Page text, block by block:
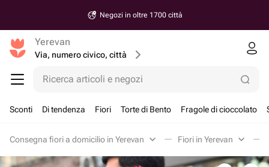
Negozi in oltre 1700 città
Yerevan
Via, numero civico, città
Ricerca articoli e negozi
Sconti Di tendenza Fiori Torte di Bento Fragole di cioccolato
Consegna fiori a domicilio in Yerevan Fiori in Yerevan